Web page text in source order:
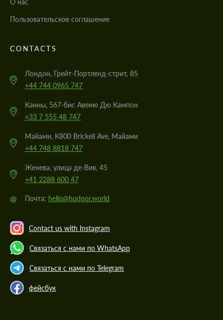
О нас
Пользовательское соглашение
CONTACTS
Лондон, Грейт-Портленд-стрит, 85
+44 744 0965 747
Канны, 567-бис Авеню Дю Кампон
+33 7 555 48 747
Майами, K800 Brickell Ave, Майами
+44 748 8818 747
Женева, улица де-Вив, 45
+41 2288 600 47
@ Почта: hello@hodoor.world
Contact us with Instagram
Связаться с нами по WhatsApp
Связаться с нами по Telegram
фейсбук